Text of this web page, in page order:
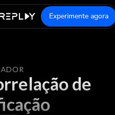
Experimente agora
de